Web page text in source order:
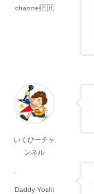
channel🇵🇭
いくぴーチャ
ンネル
Daddy Yoshi